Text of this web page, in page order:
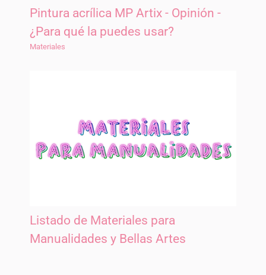
Pintura acrílica MP Artix - Opinión -
¿Para qué la puedes usar?
Materiales
Listado de Materiales para
Manualidades y Bellas Artes